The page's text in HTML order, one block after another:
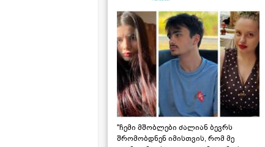
"ჩემი მშობლები ძალიან ბევრს
შრომობდნენ იმისთვის, რომ მე